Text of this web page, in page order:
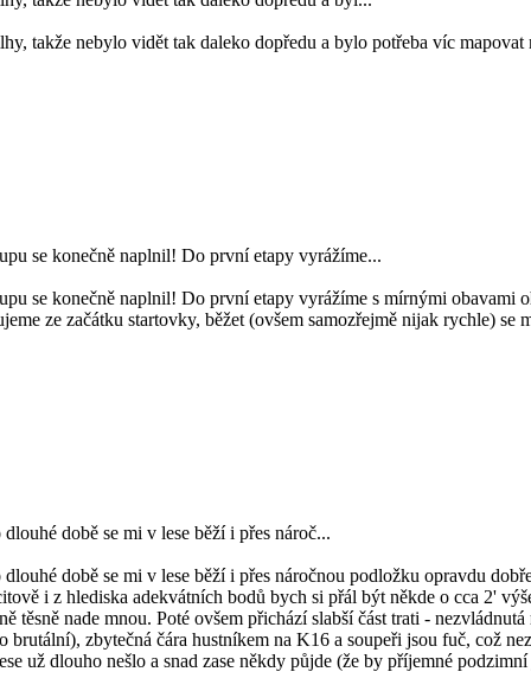
takže nebylo vidět tak daleko dopředu a bylo potřeba víc
se konečně naplnil! Do první etapy vyrážíme...
se konečně naplnil! Do první etapy vyrážíme s mírnými obavami
ze začátku startovky, běžet (ovšem samozřejmě nijak rychle) se
době se mi v lese běží i přes nároč...
době se mi v lese běží i přes náročnou podložku opravdu
i z hlediska adekvátních bodů bych si přál být někde o cca 2'
nade mnou. Poté ovšem přichází slabší část trati -
zbytečná čára hustníkem na K16 a soupeři jsou fuč, což
už dlouho nešlo a snad zase někdy půjde (že by příjemné